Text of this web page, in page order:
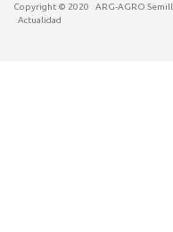
Copyright © 2020
ARG-AGRO
Actualidad